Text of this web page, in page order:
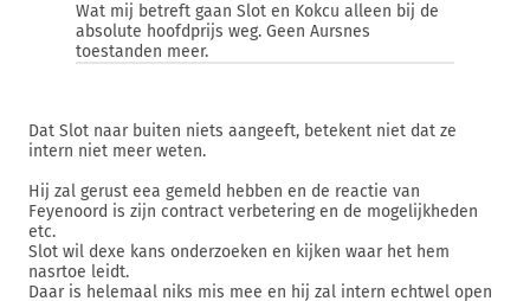
Wat mij betreft gaan Slot en Kokcu alleen bij de
absolute hoofdprijs weg. Geen Aursnes
toestanden meer.
Dat Slot naar buiten niets aangeeft, betekent niet dat ze
intern niet meer weten.
Hij zal gerust eea gemeld hebben en de reactie van
Feyenoord is zijn contract verbetering en de mogelijkheden
etc.
Slot wil dexe kans onderzoeken en kijken waar het hem
nasrtoe leidt.
Daar is helemaal niks mis mee en hij zal intern echtwel open